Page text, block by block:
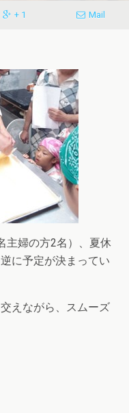
+ 1 Mail
主婦の方2名）、夏休
に予定が決まってい
えながら、スムーズ